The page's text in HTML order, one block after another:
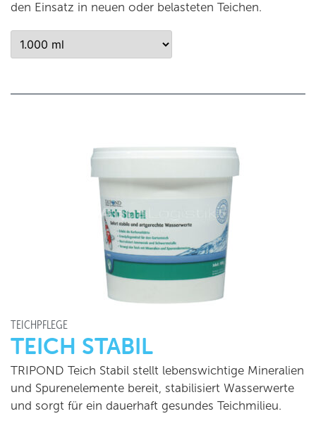
den Einsatz in neuen oder belasteten Teichen.
TEICHPFLEGE
TEICH STABIL
TRIPOND Teich Stabil stellt lebenswichtige Mineralien
und Spurenelemente bereit, stabilisiert Wasserwerte
und sorgt für ein dauerhaft gesundes Teichmilieu.